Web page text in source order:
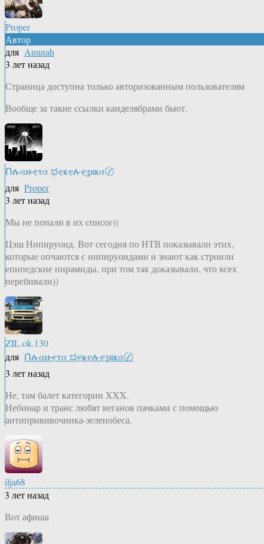
Proper
Автор
для Anunah
3 лет назад
Страница доступна только авторизованным пользователям
Вообще за такие ссылки канделябрами бьют.
Ոሉαዙҿτα ಭҿҝҿሉҿʓяҝα〄
для Proper
3 лет назад
Мы не попали в их списог((
Цэш Нипируоид. Вот сегодня по НТВ показывали этих,
которые опчаются с нипируоидами и знают как строили
епипедские пирамиды, при том так доказывали, что всех
перебивали))
ZIL.ok.130
для Ոሉαዙҿτα ಭҿҝҿሉҿʓяҝα〄
3 лет назад
Не, там балет категории XXX.
Небинар и транс любят веганов пачками с помощью
антипрививочника-зеленобеса.
ilja68
3 лет назад
Вот афиша